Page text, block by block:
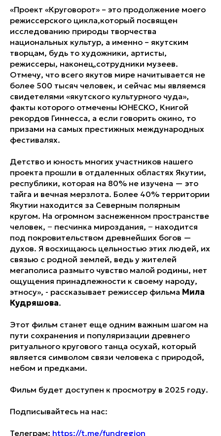
«Проект «Круговорот» – это продолжение моего
режиссерского цикла,который посвящен
исследованию природы творчества
национальных культур, а именно – якутским
творцам, будь то художники, артисты,
режиссеры, наконец,сотрудники музеев.
Отмечу, что всего якутов мире начитывается не
более 500 тысяч человек, и сейчас мы являемся
свидетелями «якутского культурного чуда»,
факты которого отмечены ЮНЕСКО, Книгой
рекордов Гиннесса, а если говорить окино, то
призами на самых престижных международных
фестивалях.
Детство и юность многих участников нашего
проекта прошли в отдаленных областях Якутии,
республики, которая на 80% не изучена — это
тайга и вечная мерзлота. Более 40% территории
Якутии находится за Северным полярным
кругом. На огромном заснеженном пространстве
человек, − песчинка мироздания, − находится
под покровительством древнейших богов —
духов. Я восхищаюсь цельностью этих людей, их
связью с родной землей, ведь у жителей
мегаполиса размыто чувство малой родины, нет
ощущения принадлежности к своему народу,
этносу», - рассказывает режиссер фильма Мила
Кудряшова.
Этот фильм станет еще одним важным шагом на
пути сохранения и популяризации древнего
ритуального кругового танца осухай, который
является символом связи человека с природой,
небом и предками.
Фильм будет доступен к просмотру в 2025 году.
Подписывайтесь на нас:
Телеграм: https://t.me/fundregion